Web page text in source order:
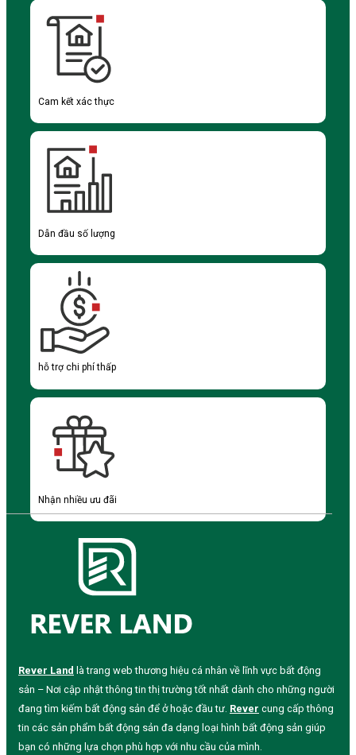
Cam kết xác thực
Dẫn đầu số lượng
hỗ trợ chi phí thấp
Nhận nhiều ưu đãi
Rever Land là trang web thương hiệu cá nhân về lĩnh vực bất động
sản – Nơi cập nhật thông tin thị trường tốt nhất dành cho những người
đang tìm kiếm bất động sản để ở hoặc đầu tư. Rever cung cấp thông
tin các sản phẩm bất động sản đa dạng loại hình bất động sản giúp
bạn có những lựa chọn phù hợp với nhu cầu của mình.